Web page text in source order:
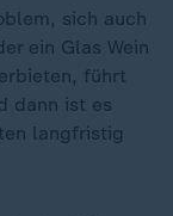
sich auch
ein Glas Wein
führt
dann ist es
langfristig